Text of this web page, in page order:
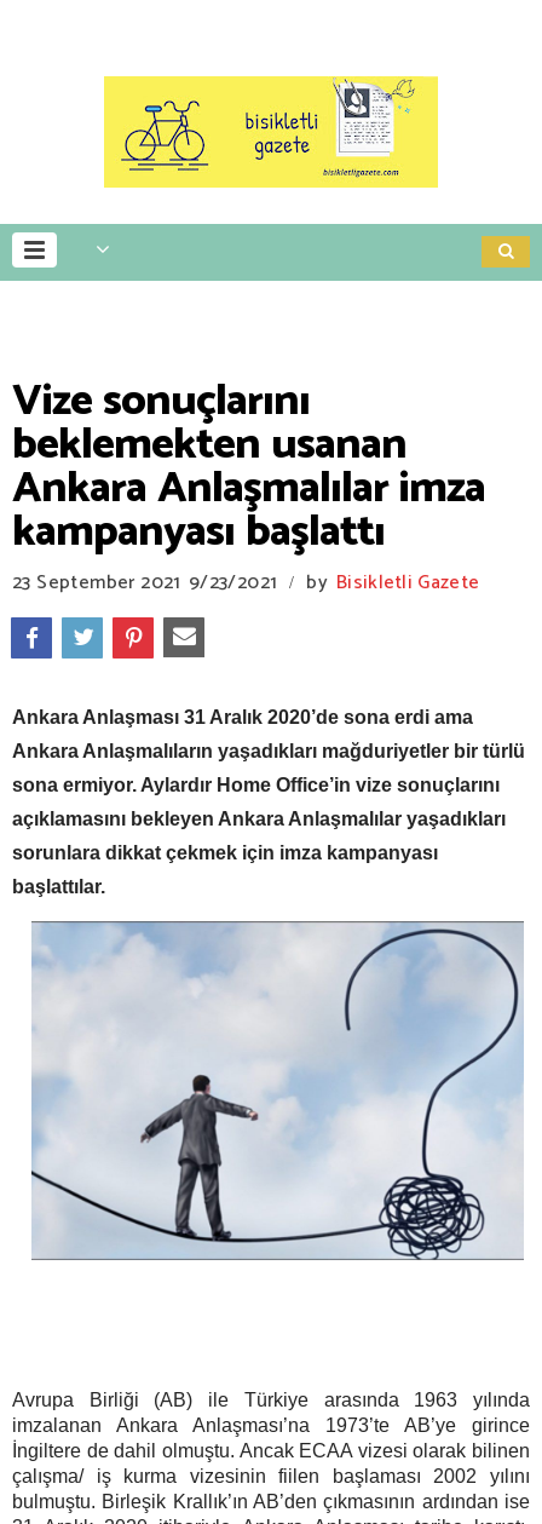
Vize sonuçlarını
beklemekten usanan
Ankara Anlaşmalılar imza
kampanyası başlattı
23 September 2021 9/23/2021 / by Bisikletli Gazete
Ankara Anlaşması 31 Aralık 2020’de sona erdi ama
Ankara Anlaşmalıların yaşadıkları mağduriyetler bir türlü
sona ermiyor. Aylardır Home Office’in vize sonuçlarını
açıklamasını bekleyen Ankara Anlaşmalılar yaşadıkları
sorunlara dikkat çekmek için imza kampanyası
başlattılar.
Avrupa Birliği (AB) ile Türkiye arasında 1963 yılında
imzalanan Ankara Anlaşması’na 1973’te AB’ye girince
İngiltere de dahil olmuştu. Ancak ECAA vizesi olarak bilinen
çalışma/ iş kurma vizesinin fiilen başlaması 2002 yılını
bulmuştu. Birleşik Krallık’ın AB’den çıkmasının ardından ise